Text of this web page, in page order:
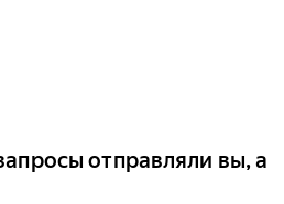
отправляли вы, а